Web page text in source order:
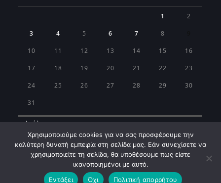
1 2
3 4 5 6 7 8
10 11 12 13 14 15 16
17 18 19 20 21 22 23
24 25 26 27 28 29 30
31
« Ιούλ
Χρησιμοποιούμε cookies για να σας προσφέρουμε την
καλύτερη δυνατή εμπειρία στη σελίδα μας. Εάν συνεχίσετε να
χρησιμοποιείτε τη σελίδα, θα υποθέσουμε πως είστε
ικανοποιημένοι με αυτό.
Εντάξει
Όχι Πολιτική απορρήτου